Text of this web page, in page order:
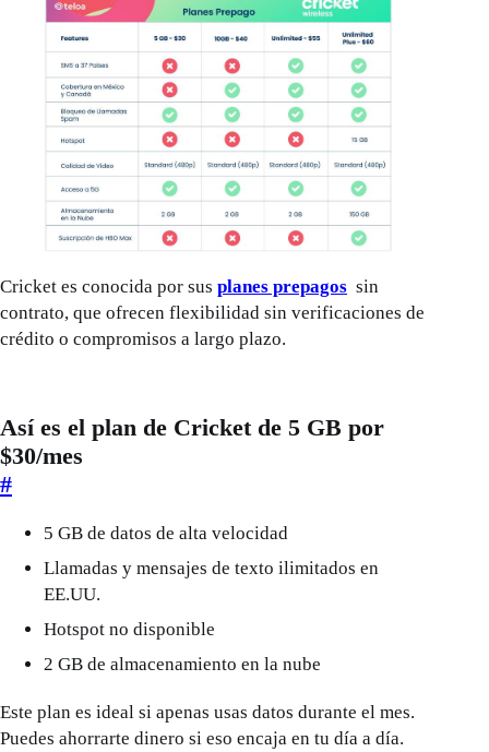
Cricket es conocida por sus planes prepagos sin
contrato, que ofrecen flexibilidad sin verificaciones de
crédito o compromisos a largo plazo.
Así es el plan de Cricket de 5 GB por
$30/mes
#
5 GB de datos de alta velocidad
Llamadas y mensajes de texto ilimitados en
EE.UU.
Hotspot no disponible
2 GB de almacenamiento en la nube
Este plan es ideal si apenas usas datos durante el mes.
Puedes ahorrarte dinero si eso encaja en tu día a día.